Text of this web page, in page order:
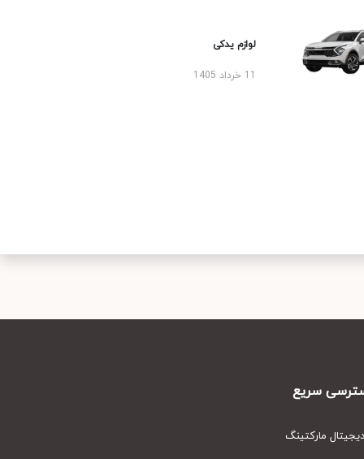
لوازم یدکی
سریع
مارکتینگ